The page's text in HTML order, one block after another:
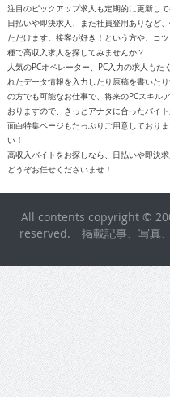
注目のピックアップ求人も定期的に更新し
日払いや即決求人、また社員登用ありなど
ただけます。接客が好き！という方や、コ
種で高収入求人を探してみませんか？
人気のPCオペレーター、PC入力の求人も
れたデータ情報を入力したり原稿を書いた
の方でも可能なお仕事で、将来のPCスキル
おりますので、きっとアナタに合ったバイト
面白特集ページもたっぷりご用意しており
い！
高収入バイトをお探しなら、日払いや即決
どうぞお任せくださいませ！
All contents copyright ©
reserved. 掲載記事、写真、